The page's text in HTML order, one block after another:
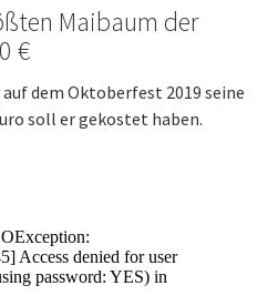
Maibaum der
€
dem Oktoberfest 2019 seine
soll er gekostet haben.